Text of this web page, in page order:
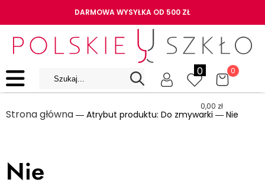
DARMOWA WYSYŁKA OD 500 ZŁ
0 0
0,00 zł
Strona główna ― Atrybut produktu: Do zmywarki ― Nie
Nie